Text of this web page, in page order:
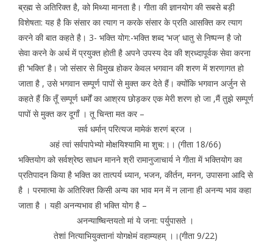
ब्रह्म से अतिरिक्त है, को मिथ्या मानता है। गीता की ज्ञानयोग की सबसे बड़ी
विशेषता: यह है कि संसार का त्याग न करके संसार के प्रति आसक्ति कर त्याग
करने की बात कहते है। 3- भक्ति योग:-भक्ति शब्द ‘भज्’ धातु से निष्पन्न है जो
सेवा करने के अर्थ में प्रयुक्त होती है अपने उपस्य देव की श्रध्दापूर्वक सेवा करना
ही ‘भक्ति’ है। जो संसार से विमुख होकर केवल भगवान की शरण में शरणागत हो
जाता है , उसे भगवान सम्पूर्ण पापों से मुक्त कर देते हैं। क्योंकि भगवान अर्जुन से
कहते हैं कि तूँ सम्पूर्ण धर्मों का आश्रय छोड़कर एक मेरी शरण हो जा ,मैं तुझे सम्पूर्ण
पापों से मुक्त कर दूगाँ । तू चिन्ता मत कर –
सर्व धर्मान् परित्यज मामेकं शरणं ब्रज ।
अहं त्वां सर्वपापेभ्यो मोक्षयिश्यामि मा शुच:।। (गीता 18/66)
भक्तियोग को सर्वश्रेष्ठ साधन मानने श्री रामानुजाचार्य ने गीता में भक्तियोग का
प्रतिपादन किया है भक्ति का तात्पर्य ध्यान, भजन, कीर्तन, मनन, उपासना आदि से
है । परमात्मा के अतिरिक्त किसी अन्य का भाव मन में न लाना ही अनन्य भाव कहा
जाता है । यही अनन्यभाव ही भक्ति योग है –
अनन्याष्चिन्तयतो मां ये जना: पर्युपासते ।
तेशां नित्याभियुक्तानां योगक्षेमं वहाम्यहम् ।।(गीता 9/22)